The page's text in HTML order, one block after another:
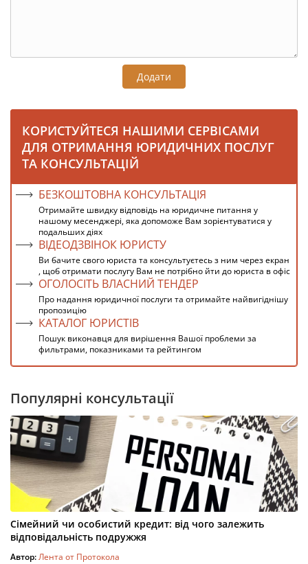
Додати
КОРИСТУЙТЕСЯ НАШИМИ СЕРВІСАМИ
ДЛЯ ОТРИМАННЯ ЮРИДИЧНИХ ПОСЛУГ
ТА КОНСУЛЬТАЦІЙ
БЕЗКОШТОВНА КОНСУЛЬТАЦІЯ
Отримайте швидку відповідь на юридичне питання у
нашому месенджері, яка допоможе Вам зорієнтуватися у
подальших діях
ВІДЕОДЗВІНОК ЮРИСТУ
Ви бачите свого юриста та консультуєтесь з ним через екран
, щоб отримати послугу Вам не потрібно йти до юриста в офіс
ОГОЛОСІТЬ ВЛАСНИЙ ТЕНДЕР
Про надання юридичної послуги та отримайте найвигіднішу
пропозицію
КАТАЛОГ ЮРИСТІВ
Пошук виконавця для вирішення Вашої проблеми за
фильтрами, показниками та рейтингом
Популярні консультації
Сімейний чи особистий кредит: від чого залежить
відповідальність подружжя
Автор:Лента от Протокола